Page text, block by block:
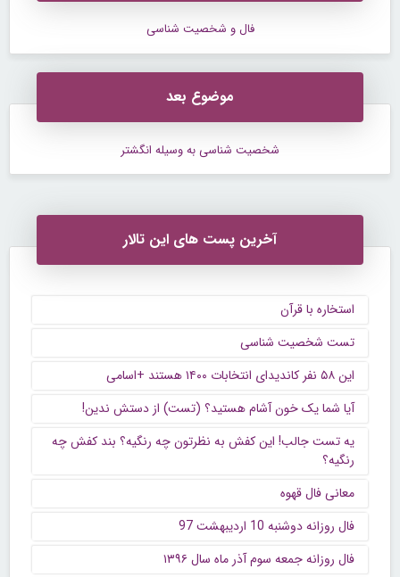
فال و شخصیت شناسی
موضوع بعد
شخصیت شناسی به وسیله انگشتر
آخرین پست های این تالار
استخاره با قرآن
تست شخصیت شناسی
این ۵۸ نفر کاندیدای انتخابات ۱۴۰۰ هستند +اسامی
آیا شما یک خون آشام هستید؟ (تست) از دستش ندین!
یه تست جالب! این کفش به نظرتون چه رنگیه؟ بند کفش چه
رنگیه؟
معانی فال قهوه
فال روزانه دوشنبه 10 اردیبهشت 97
فال روزانه جمعه سوم آذر ماه سال ۱۳۹۶